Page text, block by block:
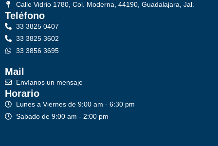
Calle Vidrio 1780, Col. Moderna, 44190, Guadalajara, Jal.
Teléfono
33 3825 0407
33 3825 3602
33 3856 3695
Mail
Envíanos un mensaje
Horario
Lunes a Viernes de 9:00 am - 6:30 pm
Sabado de 9:00 am - 2:00 pm